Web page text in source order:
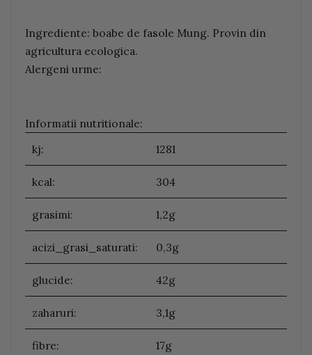
Ingrediente: boabe de fasole Mung. Provin din
agricultura ecologica.
Alergeni urme:
Informatii nutritionale:
kj:
1281
kcal: 304
grasimi: 1,2g
acizi_grasi_saturati: 0,3g
glucide: 42g
zaharuri: 3,1g
fibre: 17g